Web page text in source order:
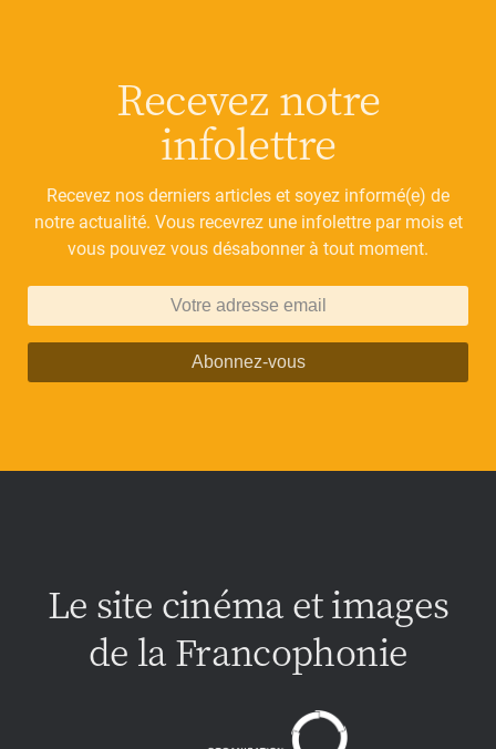
Recevez notre
infolettre
Recevez nos derniers articles et soyez informé(e) de
notre actualité. Vous recevrez une infolettre par mois et
vous pouvez vous désabonner à tout moment.
Abonnez-vous
Le site cinéma et images
de la Francophonie